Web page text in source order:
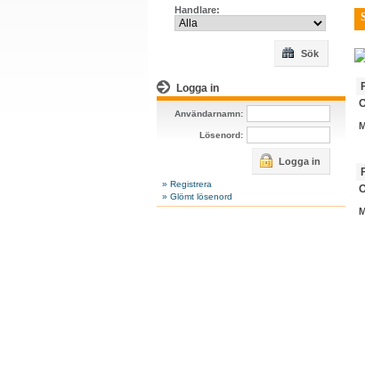
Handlare:
Sök
Logga in
Användarnamn:
Lösenord:
Logga in
» Registrera
» Glömt lösenord